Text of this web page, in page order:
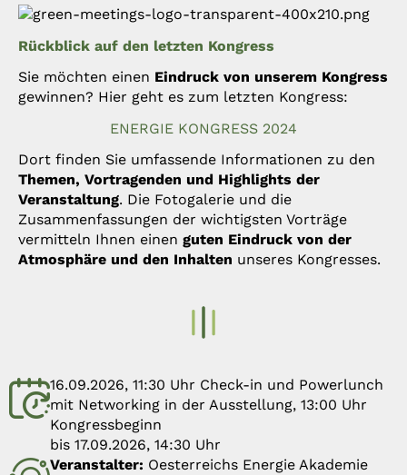
Rückblick auf den letzten Kongress
Sie möchten einen Eindruck von unserem Kongress
gewinnen? Hier geht es zum letzten Kongress:
ENERGIE KONGRESS 2024
Dort finden Sie umfassende Informationen zu den
Themen, Vortragenden und Highlights der
Veranstaltung. Die Fotogalerie und die
Zusammenfassungen der wichtigsten Vorträge
vermitteln Ihnen einen guten Eindruck von der
Atmosphäre und den Inhalten unseres Kongresses.
16.09.2026, 11:30 Uhr Check-in und Powerlunch
mit Networking in der Ausstellung, 13:00 Uhr
Kongressbeginn
bis 17.09.2026, 14:30 Uhr
Veranstalter: Oesterreichs Energie Akademie